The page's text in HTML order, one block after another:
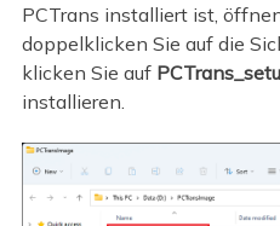
PCTrans installiert ist,
doppelklicken Sie auf die
klicken Sie auf
installieren.